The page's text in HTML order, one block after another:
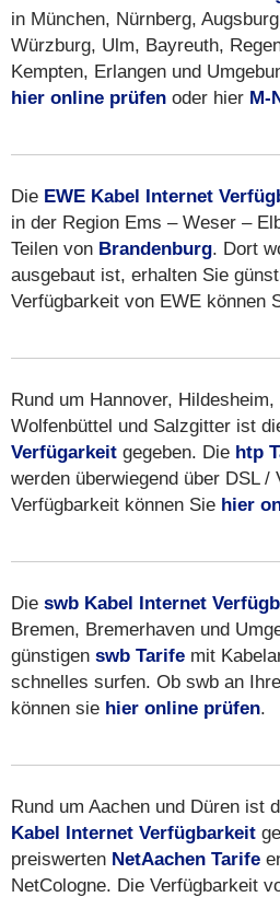
in München, Nürnberg,
Würzburg, Ulm, Bayreuth,
Kempten, Erlangen und
hier online prüfen oder hier M-
Die EWE Kabel Internet
in der Region Ems – Weser –
Teilen von Brandenburg. Dort
ausgebaut ist, erhalten Sie
Verfügbarkeit von EWE können
Rund um Hannover,
Wolfenbüttel und Salzgitter ist
Verfügarkeit gegeben. Die htp
werden überwiegend über DSL
Verfügbarkeit können Sie hier
Die swb Kabel Internet
Bremen, Bremerhaven und
günstigen swb Tarife mit
schnelles surfen. Ob swb an
können sie hier online prüfen.
Rund um Aachen und Düren ist
Kabel Internet Verfügbarkeit
preiswerten NetAachen Tarife
NetCologne. Die Verfügbarkeit